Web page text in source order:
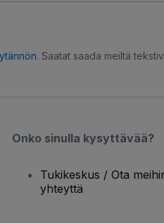
. Saatat saada meiltä
Onko sinulla kysyttävää?
Tukikeskus / Ota
yhteyttä